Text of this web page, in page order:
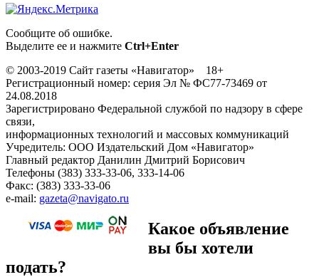
Сообщите об ошибке.
Выделите ее и нажмите Ctrl+Enter
© 2003-2019 Сайт газеты «Навигатор» 18+
Регистрационный номер: серия Эл № ФС77-73469 от
24.08.2018
Зарегистрировано Федеральной службой по надзору в сфере
связи,
информационных технологий и массовых коммуникаций
Учредитель: ООО Издательский Дом «Навигатор»
Главный редактор Данилин Дмитрий Борисович
Телефоны (383) 333-33-06, 333-14-06
Факс: (383) 333-33-06
e-mail: gazeta@navigato.ru
Какое объявление
вы бы хотели
подать?